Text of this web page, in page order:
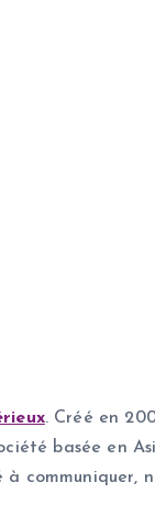
. Créé en
basée en
communiquer,